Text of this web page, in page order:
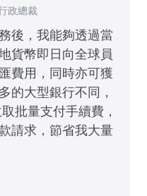
後，我能夠透過當
貨幣即日向全球員
費用，同時亦可獲
的大型銀行不同，
批量支付手續費，
請求，節省我大量
政總裁